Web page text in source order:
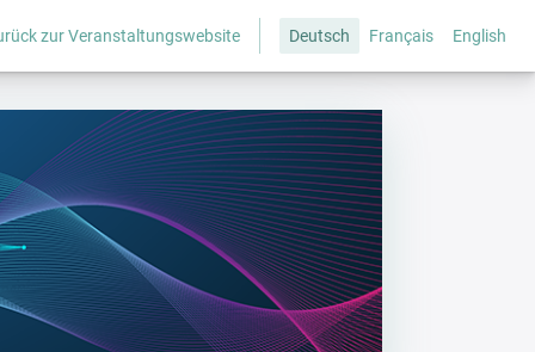
zur Veranstaltungswebsite Deutsch Français English